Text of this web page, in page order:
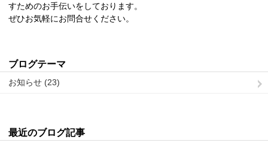
すためのお手伝いをしております。
ぜひお気軽にお問合せください。
ブログテーマ
お知らせ (23)
最近のブログ記事